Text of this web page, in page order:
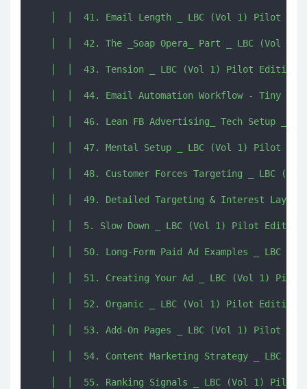
│  │  41. Email Length _ LBC (Vol 1) Pilot
│  │  42. The _Soap Opera_ Part _ LBC (Vol 1)
│  │  43. Tension _ LBC (Vol 1) Pilot Edition
│  │  44. Email Automation Workflow - Tiny
│  │  46. Lean FB Advertising_ Tech Setup _
│  │  47. Mental Setup _ LBC (Vol 1) Pilot
│  │  48. Customer Forces Targeting _ LBC
│  │  49. Detailed Targeting & Interest
│  │  5. Slow Down _ LBC (Vol 1) Pilot Edition
│  │  50. Long-Form Paid Ad Examples _ LBC
│  │  51. Creating Your Ad _ LBC (Vol 1)
│  │  52. Organic _ LBC (Vol 1) Pilot Edition
│  │  53. Add-On Pages _ LBC (Vol 1) Pilot
│  │  54. Content Marketing Strategy _ LBC
│  │  55. Ranking Signals _ LBC (Vol 1) Pilot